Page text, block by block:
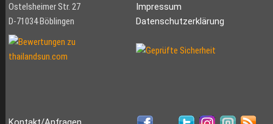
Ostelsheimer Str. 27
D-71034 Böblingen
Impressum
Datenschutzerklärung